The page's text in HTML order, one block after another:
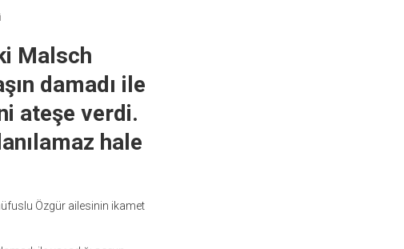
Malsch
damadı ile
ateşe verdi.
hale
Özgür ailesinin ikamet